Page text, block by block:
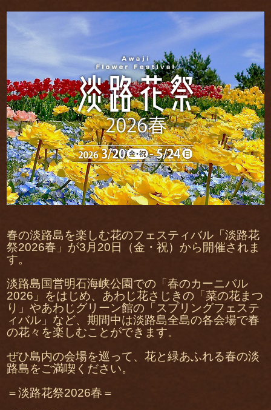
春の淡路島を楽しむ花のフェスティバル「淡路花
祭2026春」が3月20日（金・祝）から開催されま
す。
淡路島国営明石海峡公園での「春のカーニバル
2026」をはじめ、あわじ花さじきの「菜の花まつ
り」やあわじグリーン館の「スプリングフェステ
ィバル」など、期間中は淡路島全島の各会場で春
の花々を楽しむことができます。
ぜひ島内の会場を巡って、花と緑あふれる春の淡
路島をご満喫ください。
＝淡路花祭2026春＝